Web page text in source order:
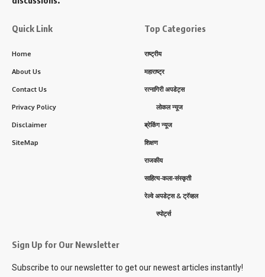
Quick Link
Home
About Us
Contact Us
Privacy Policy
Disclaimer
SiteMap
Top Categories
राष्ट्रीय
महाराष्ट्र
रत्नागिरी अपडेट्स
लोकल न्यूज
ब्रेकिंग न्यूज
शिक्षण
राजकीय
साहित्य-कला-संस्कृती
रेल्वे अपडेट्स & ट्रॅव्हल
स्पोर्ट्स
Sign Up for Our Newsletter
Subscribe to our newsletter to get our newest articles instantly!